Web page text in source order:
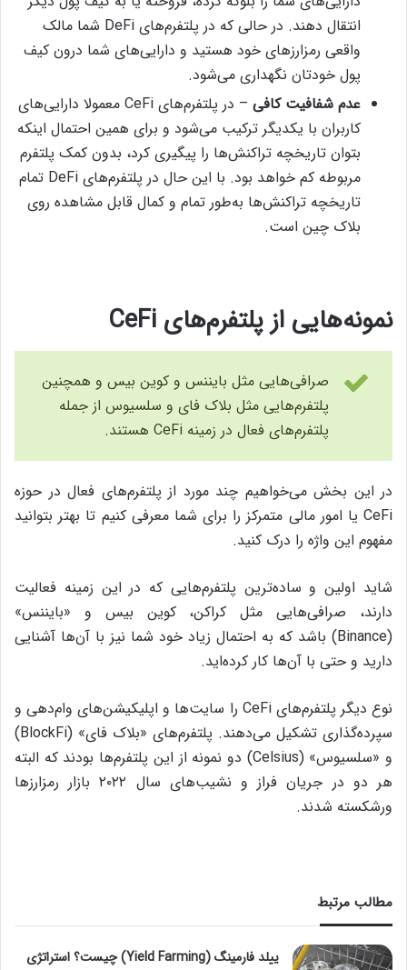
انتقال دهند. در حالی که در پلتفرم‌های DeFi شما مالک
واقعی رمزارزهای خود هستید و دارایی‌های شما درون کیف
پول‌ خودتان نگهداری می‌شود.
عدم شفافیت کافی
– در پلتفرم‌های CeFi معمولا دارایی‌های
کاربران با یکدیگر ترکیب می‌شود و برای همین احتمال اینکه
بتوان تاریخچه تراکنش‌ها را پیگیری کرد، بدون کمک پلتفرم
مربوطه کم خواهد بود. با این حال در پلتفرم‌های DeFi تمام
تاریخچه تراکنش‌ها به‌طور تمام و کمال قابل مشاهده روی
بلاک چین است.
نمونه‌هایی از پلتفرم‌های CeFi
صرافی‌هایی مثل بایننس و کوین بیس و همچنین
پلتفرم‌هایی مثل بلاک فای و سلسیوس از جمله
پلتفرم‌های فعال در زمینه CeFi هستند.
در این بخش می‌خواهیم چند مورد از پلتفرم‌های فعال در حوزه
CeFi یا امور مالی متمرکز را برای شما معرفی کنیم تا بهتر بتوانید
مفهوم این واژه را درک کنید.
شاید اولین و ساده‌ترین پلتفرم‌هایی که در این زمینه فعالیت
دارند، صرافی‌هایی مثل کراکن، کوین بیس و «بایننس»
(‌Binance) باشد که به احتمال زیاد خود شما نیز با آن‌ها آشنایی
دارید و حتی با آن‌ها کار کرده‌اید.
نوع دیگر پلتفرم‌های CeFi را سایت‌ها و اپلیکیشن‌های وام‌دهی و
سپرده‌گذاری تشکیل می‌دهند. پلتفرم‌های «بلاک فای» (BlockFi)
و «سلسیوس» (Celsius) دو نمونه از این پلتفرم‌ها بودند که البته
هر دو در جریان فراز و نشیب‌های سال ۲۰۲۲ بازار رمزارزها
ورشکسته شدند.
مطالب مرتبط
ییلد فارمینگ (Yield Farming) چیست؟ استراتژی